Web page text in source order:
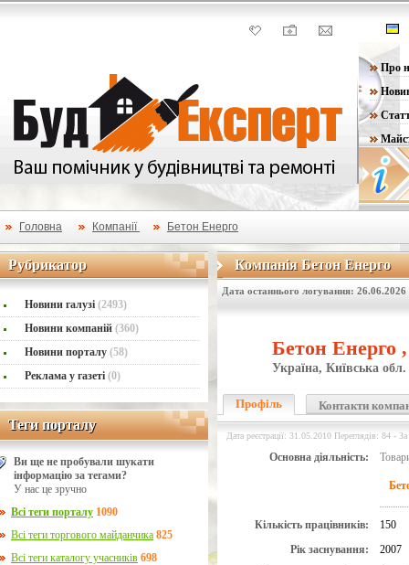
Про
Головна Компанії Бетон Енерго
Рубрикатор
Рубрикатор
Новини галузі (2493)
Новини компаній (360)
Новини порталу (58)
Реклама у газеті (0)
Теги порталу
Теги порталу
Ви ще не пробували шукати
інформацію за тегами?
У нас це зручно
Всі теги порталу 1090
Всі теги торгового майданчика 825
Всі теги каталогу учасників 698
Компанія Бетон Енерго
Компанія Бетон Енерго
Дата останнього логування: 26.06.2026
Бетон Енерго
Україна, Київська обл.
Профіль Контакти
Дата реєстрації: 31.05.2010 Переглядів: 84 -
Основна діяльність:
Кількість працівників:
150
Рік заснування:
2007